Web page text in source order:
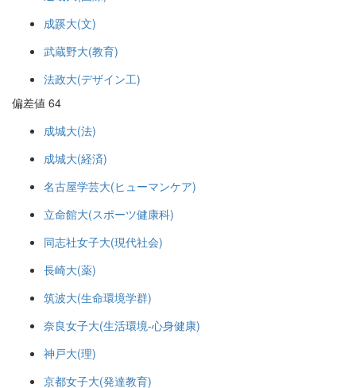
成蹊大(文)
武蔵野大(教育)
法政大(デザイン工)
偏差値 64
成城大(法)
成城大(経済)
名古屋学芸大(ヒューマンケア)
立命館大(スポーツ健康科)
同志社女子大(現代社会)
長崎大(薬)
筑波大(生命環境学群)
奈良女子大(生活環境-心身健康)
神戸大(理)
京都女子大(発達教育)